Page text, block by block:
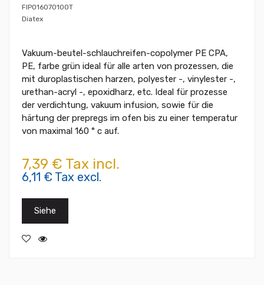
FIPO16070100T
Diatex
Vakuum-beutel-schlauchreifen-copolymer PE CPA,
PE, farbe grün ideal für alle arten von prozessen, die
mit duroplastischen harzen, polyester -, vinylester -,
urethan-acryl -, epoxidharz, etc. Ideal für prozesse
der verdichtung, vakuum infusion, sowie für die
härtung der prepregs im ofen bis zu einer temperatur
von maximal 160 ° c auf.
7,39 € Tax incl.
6,11 € Tax excl.
Siehe